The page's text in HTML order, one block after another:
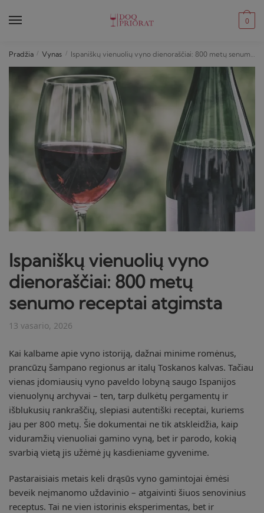
0
Pradžia / Vynas / Ispaniškų vienuolių vyno dienoraščiai: 800 metų senumo receptai atgimsta
Ispaniškų vienuolių vyno
dienoraščiai: 800 metų
senumo receptai atgimsta
13 vasario, 2026
Kai kalbame apie vyno istoriją, dažnai minime romėnus,
prancūzų šampano regionus ar italų Toskanos kalvas. Tačiau
vienas įdomiausių vyno paveldo lobyną saugo Ispanijos
vienuolynų archyvai – ten, tarp dulkėtų pergamentų ir
išblukusių rankraščių, slepiasi autentiški receptai, kuriems
jau per 800 metų. Šie dokumentai ne tik atskleidžia, kaip
viduramžių vienuoliai gamino vyną, bet ir parodo, kokią
svarbią vietą jis užėmė jų kasdieniame gyvenime.
Pastaraisiais metais keli drąsūs vyno gamintojai ėmėsi
beveik neįmanomo uždavinio – atgaivinti šiuos senovinius
receptus. Tai ne vien istorinis eksperimentas, bet ir